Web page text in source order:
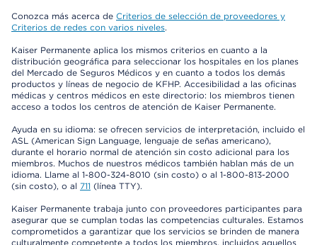
Conozca más acerca de Criterios de selección de proveedores y
Criterios de redes con varios niveles.
Kaiser Permanente aplica los mismos criterios en cuanto a la
distribución geográfica para seleccionar los hospitales en los planes
del Mercado de Seguros Médicos y en cuanto a todos los demás
productos y líneas de negocio de KFHP. Accesibilidad a las oficinas
médicas y centros médicos en este directorio: los miembros tienen
acceso a todos los centros de atención de Kaiser Permanente.
Ayuda en su idioma: se ofrecen servicios de interpretación, incluido el
ASL (American Sign Language, lenguaje de señas americano),
durante el horario normal de atención sin costo adicional para los
miembros. Muchos de nuestros médicos también hablan más de un
idioma. Llame al 1-800-324-8010 (sin costo) o al 1-800-813-2000
(sin costo), o al 711 (línea TTY).
Kaiser Permanente trabaja junto con proveedores participantes para
asegurar que se cumplan todas las competencias culturales. Estamos
comprometidos a garantizar que los servicios se brinden de manera
culturalmente competente a todos los miembros, incluidos aquellos